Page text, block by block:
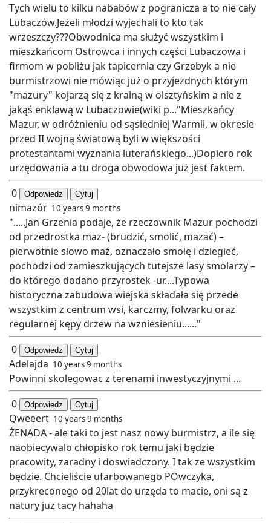
Tych wielu to kilku nababów z pogranicza a to nie cały
Lubaczów.Jeżeli młodzi wyjechali to kto tak
wrzeszczy???Obwodnica ma służyć wszystkim i
mieszkańcom Ostrowca i innych części Lubaczowa i
firmom w pobliżu jak tapicernia czy Grzebyk a nie
burmistrzowi nie mówiąc już o przyjezdnych którym
"mazury" kojarzą się z krainą w olsztyńskim a nie z
jakąś enklawą w Lubaczowie(wiki p..."Mieszkańcy
Mazur, w odróżnieniu od sąsiedniej Warmii, w okresie
przed II wojną światową byli w większości
protestantami wyznania luterańskiego...)Dopiero rok
urzędowania a tu droga obwodowa już jest faktem.
0
Odpowiedz Cytuj
nimazór 10 years 9 months
".....Jan Grzenia podaje, że rzeczownik Mazur pochodzi
od przedrostka maz- (brudzić, smolić, mazać) –
pierwotnie słowo maź, oznaczało smołę i dziegieć,
pochodzi od zamieszkujących tutejsze lasy smolarzy –
do którego dodano przyrostek -ur....Typowa
historyczna zabudowa wiejska składała się przede
wszystkim z centrum wsi, karczmy, folwarku oraz
regularnej kępy drzew na wzniesieniu......"
0
Odpowiedz Cytuj
Adelajda 10 years 9 months
Powinni skolegowac z terenami inwestyczyjnymi ...
0
Odpowiedz Cytuj
Qweeert 10 years 9 months
ŻENADA - ale taki to jest nasz nowy burmistrz, a ile się
naobiecywalo chłopisko rok temu jaki będzie
pracowity, zaradny i doswiadczony. I tak ze wszystkim
będzie. Chcieliście ufarbowanego POwczyka,
przykreconego od 20lat do urzęda to macie, oni są z
natury juz tacy hahaha